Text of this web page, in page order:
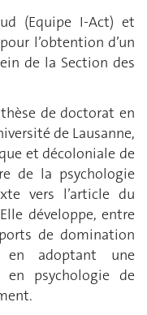
(Equipe I-Act) et
l’obtention d’un
de la Section des
de doctorat en
de Lausanne,
et décoloniale de
de la psychologie
vers l’article du
développe, entre
de domination
en adoptant une
en psychologie de